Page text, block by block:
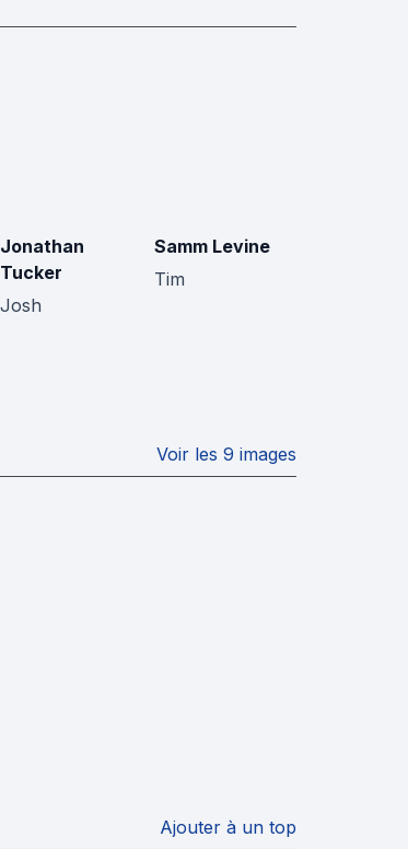
Jonathan
Tucker
Josh
Samm Levine
Tim
Voir les 9 images
Ajouter à un top